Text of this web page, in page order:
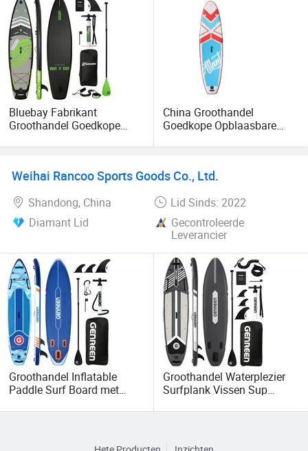
Bluebay Fabrikant
Groothandel Goedkope
Standup Paddle Board Sup
China Groothandel
Goedkope Opblaasbare
Up Paddle Board
Weihai Rancoo Sports Goods Co., Ltd.
Shandong, China
Lid Sinds: 2022
Diamant Lid
Gecontroleerde
Leverancier
Groothandel Inflatable
Paddle Surf Board met
en Draagtas Paddle Board
Groothandel Waterplezier
Surfplank Vissen Sup
Windsurfplank met Paddle